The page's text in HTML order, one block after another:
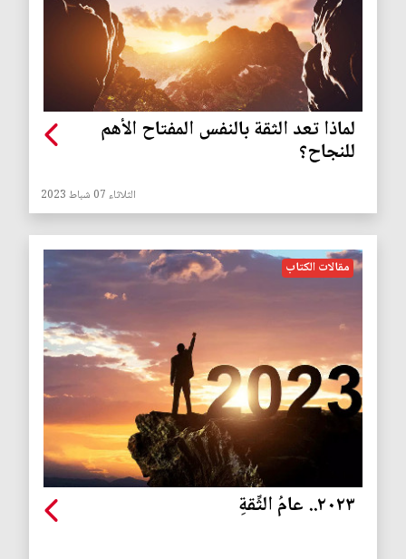
لماذا تعد الثقة بالنفس المفتاح الأهم
للنجاح؟
الثلاثاء 07 شباط 2023
مقالات الكتاب
٢٠٢٣.. عامُ الثِّقةِ